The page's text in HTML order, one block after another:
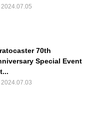
2024.07.05
70th
Special Event
2024.07.03